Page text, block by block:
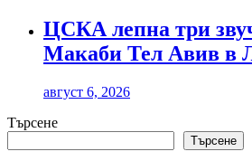
ЦСКА лепна три
Макаби Тел Авив в
август 6, 2026
Търсене
Търсене